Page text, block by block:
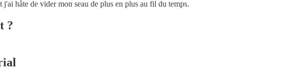
hâte de vider mon seau de plus en plus au fil du temps.
?